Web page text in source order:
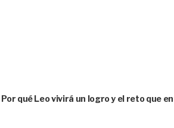
Por qué Leo vivirá un logro y el reto que